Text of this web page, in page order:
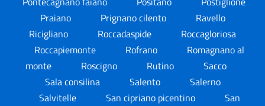
Praiano
Prignano cilento
Ravello
Ricigliano
Roccadaspide
Roccagloriosa
Roccapiemonte
Rofrano
Romagnano al
monte
Roscigno Rutino
Sacco
Sala consilina
Salento
Salerno
Salvitelle
San cipriano picentino
San